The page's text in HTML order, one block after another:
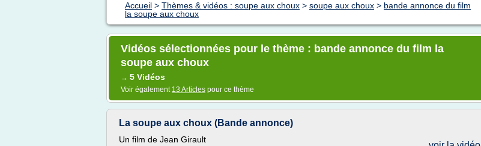
Accueil > Thèmes & vidéos : soupe aux choux > soupe aux choux > bande annonce du film
la soupe aux choux
Vidéos sélectionnées pour le thème : bande annonce du film la
soupe aux choux
→ 5 Vidéos
Voir également 13 Articles pour ce thème
La soupe aux choux (Bande annonce)
Un film de Jean Girault